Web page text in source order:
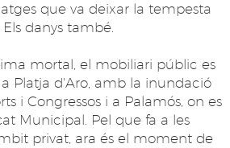
que va deixar la tempesta
danys també.
mortal, el mobiliari públic es
Platja d'Aro, amb la inundació
i Congressos i a Palamós, on es
Municipal. Pel que fa a les
privat, ara és el moment de